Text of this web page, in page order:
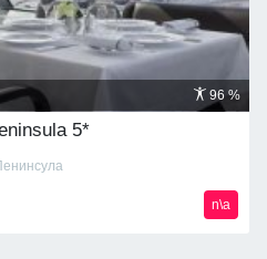
96 %
5*
n\a